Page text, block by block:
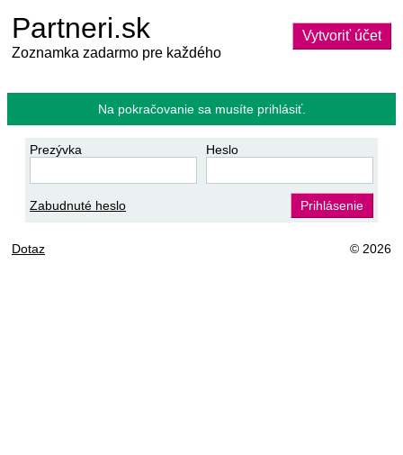
Partneri.sk
Zoznamka zadarmo pre každého
Vytvoriť účet
Na pokračovanie sa musíte prihlásiť.
Prezývka Heslo
Zabudnuté heslo Prihlásenie
Dotaz © 2026